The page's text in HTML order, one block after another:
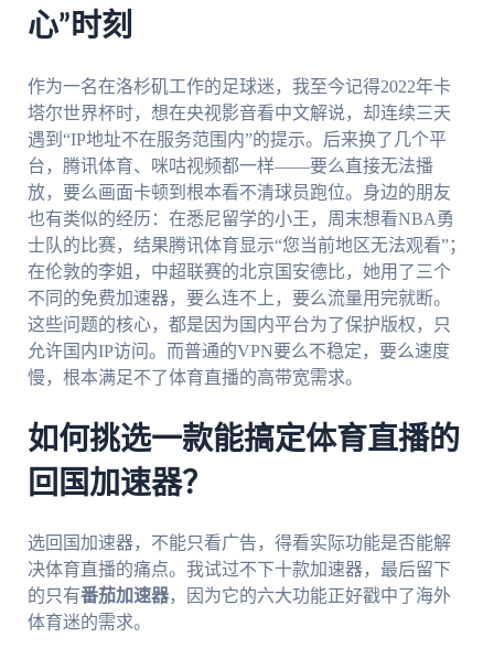
心”时刻
作为一名在洛杉矶工作的足球迷，我至今记得2022年卡
塔尔世界杯时，想在央视影音看中文解说，却连续三天
遇到“IP地址不在服务范围内”的提示。后来换了几个平
台，腾讯体育、咪咕视频都一样——要么直接无法播
放，要么画面卡顿到根本看不清球员跑位。身边的朋友
也有类似的经历：在悉尼留学的小王，周末想看NBA勇
士队的比赛，结果腾讯体育显示“您当前地区无法观看”；
在伦敦的李姐，中超联赛的北京国安德比，她用了三个
不同的免费加速器，要么连不上，要么流量用完就断。
这些问题的核心，都是因为国内平台为了保护版权，只
允许国内IP访问。而普通的VPN要么不稳定，要么速度
慢，根本满足不了体育直播的高带宽需求。
如何挑选一款能搞定体育直播的
回国加速器？
选回国加速器，不能只看广告，得看实际功能是否能解
决体育直播的痛点。我试过不下十款加速器，最后留下
的只有番茄加速器，因为它的六大功能正好戳中了海外
体育迷的需求。